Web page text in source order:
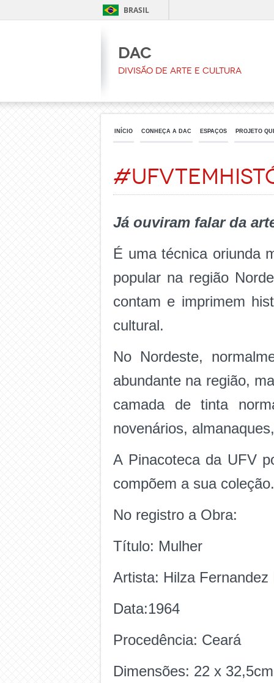
BRASIL
DAC
Divisão de Arte e Cultura
INÍCIO CONHEÇA A DAC ESPAÇOS PROJETO
Já ouviram falar da
É uma técnica oriunda
popular na região
contam e imprimem
cultural.
No Nordeste,
abundante na região,
camada de tinta
novenários,
A Pinacoteca da UFV
compõem a sua
No registro a Obra:
Título: Mulher
Artista: Hilza
Data:1964
Procedência: Ceará
Dimensões: 22 x